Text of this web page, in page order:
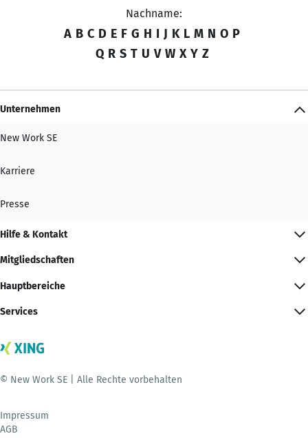
Nachname:
A B C D E F G H I J K L M N O P
Q R S T U V W X Y Z
Unternehmen
New Work SE
Karriere
Presse
Hilfe & Kontakt
Mitgliedschaften
Hauptbereiche
Services
© New Work SE | Alle Rechte vorbehalten
Impressum
AGB